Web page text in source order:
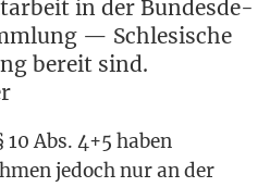
in der Bun­des­de­
— Schle­si­sche
bereit sind.
Abs. 4+5 haben
jedoch nur an der